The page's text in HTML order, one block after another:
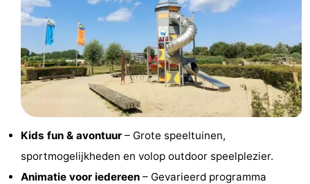
Parkeren
Kusttram
Reisboekenwinkel
Nieuws
adressen
Regio
Kids fun & avontuur – Grote speeltuinen,
sportmogelijkheden en volop outdoor speelplezier.
Animatie voor iedereen – Gevarieerd programma